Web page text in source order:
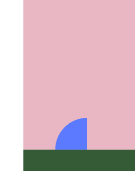
알고리즘 및 데이터 구조